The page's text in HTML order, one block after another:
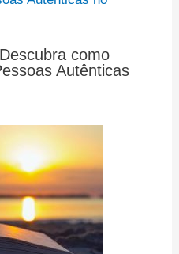
como
Autênticas